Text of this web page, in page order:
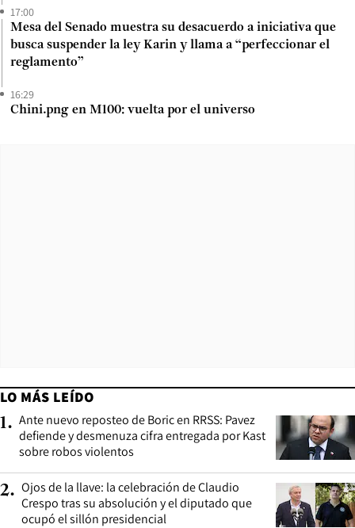
17:00
Mesa del Senado muestra su desacuerdo a iniciativa que
busca suspender la ley Karin y llama a “perfeccionar el
reglamento”
16:29
Chini.png en M100: vuelta por el universo
LO MÁS LEÍDO
1. Ante nuevo reposteo de Boric en RRSS: Pavez
defiende y desmenuza cifra entregada por Kast
sobre robos violentos
2. Ojos de la llave: la celebración de Claudio
Crespo tras su absolución y el diputado que
ocupó el sillón presidencial